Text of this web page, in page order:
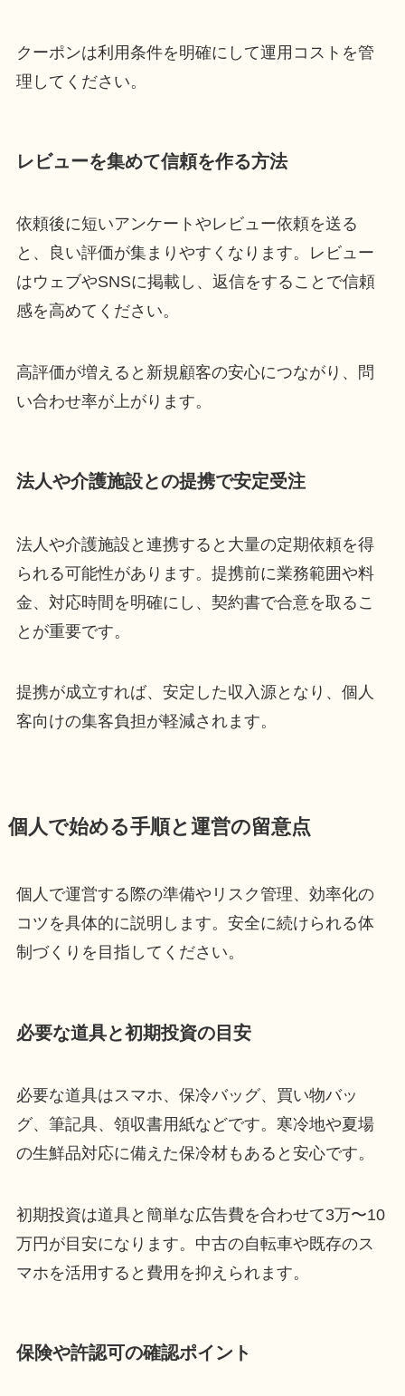
クーポンは利用条件を明確にして運用コストを管
理してください。
レビューを集めて信頼を作る方法
依頼後に短いアンケートやレビュー依頼を送る
と、良い評価が集まりやすくなります。レビュー
はウェブやSNSに掲載し、返信をすることで信頼
感を高めてください。
高評価が増えると新規顧客の安心につながり、問
い合わせ率が上がります。
法人や介護施設との提携で安定受注
法人や介護施設と連携すると大量の定期依頼を得
られる可能性があります。提携前に業務範囲や料
金、対応時間を明確にし、契約書で合意を取るこ
とが重要です。
提携が成立すれば、安定した収入源となり、個人
客向けの集客負担が軽減されます。
個人で始める手順と運営の留意点
個人で運営する際の準備やリスク管理、効率化の
コツを具体的に説明します。安全に続けられる体
制づくりを目指してください。
必要な道具と初期投資の目安
必要な道具はスマホ、保冷バッグ、買い物バッ
グ、筆記具、領収書用紙などです。寒冷地や夏場
の生鮮品対応に備えた保冷材もあると安心です。
初期投資は道具と簡単な広告費を合わせて3万〜10
万円が目安になります。中古の自転車や既存のス
マホを活用すると費用を抑えられます。
保険や許認可の確認ポイント